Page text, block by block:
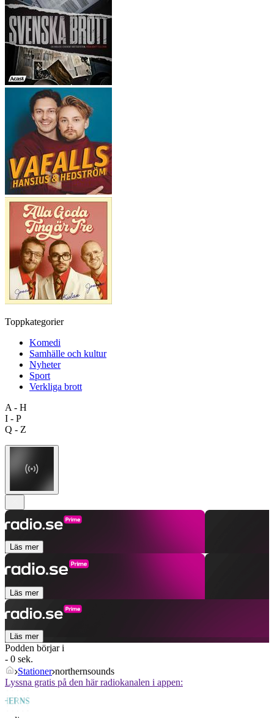
Toppkategorier
Komedi
Samhälle och kultur
Nyheter
Sport
Verkliga brott
A - H
I - P
Q - Z
Läs mer
Läs mer
Läs mer
Podden börjar i
- 0 sek.
Stationer northernsounds
Lyssna gratis på den här radiokanalen i appen: